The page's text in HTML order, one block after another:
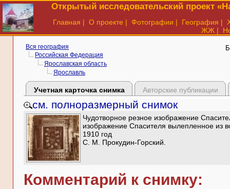
Открытый исследовательский проект
Главная | О проекте | Фотографии | География |
ЖЖ |
Вся география
Российская Федерация
Ярославская область
Ярославль
Учетная карточка снимка Авторские публикации
см. полноразмерный снимок
Чудотворное резное изображение
изображение Спасителя вылепленное из
1910 год
С. М. Прокудин-Горский.
Комментарий к снимку: